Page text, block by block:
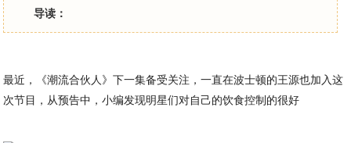
导读：
最近，《潮流合伙人》下一集备受关注，一直在波士顿的王源也加入这
次节目，从预告中，小编发现明星们对自己的饮食控制的很好